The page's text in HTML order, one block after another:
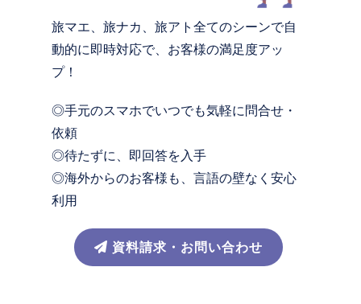
旅マエ、旅ナカ、旅アト全てのシーンで自
動的に即時対応で、お客様の満足度アッ
プ！
◎手元のスマホでいつでも気軽に問合せ・
依頼
◎待たずに、即回答を入手
◎海外からのお客様も、言語の壁なく安心
利用
資料請求・お問い合わせ